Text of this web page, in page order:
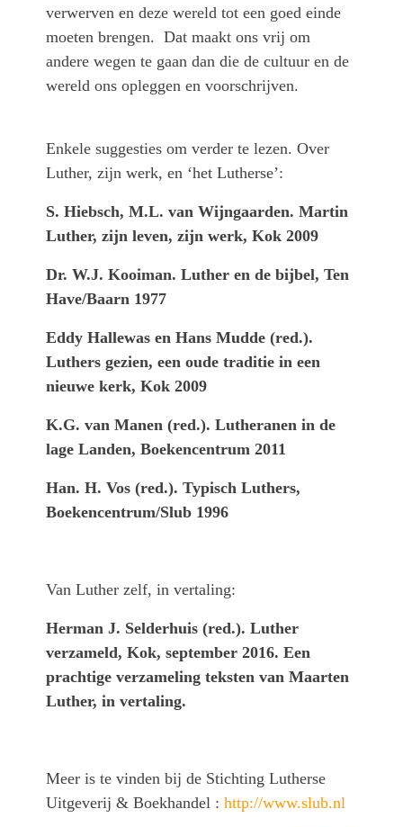
verwerven en deze wereld tot een goed einde
moeten brengen. Dat maakt ons vrij om
andere wegen te gaan dan die de cultuur en de
wereld ons opleggen en voorschrijven.
Enkele suggesties om verder te lezen. Over
Luther, zijn werk, en ‘het Lutherse’:
S. Hiebsch, M.L. van Wijngaarden. Martin
Luther, zijn leven, zijn werk, Kok 2009
Dr. W.J. Kooiman. Luther en de bijbel, Ten
Have/Baarn 1977
Eddy Hallewas en Hans Mudde (red.).
Luthers gezien, een oude traditie in een
nieuwe kerk, Kok 2009
K.G. van Manen (red.). Lutheranen in de
lage Landen, Boekencentrum 2011
Han. H. Vos (red.). Typisch Luthers,
Boekencentrum/Slub 1996
Van Luther zelf, in vertaling:
Herman J. Selderhuis (red.). Luther
verzameld, Kok, september 2016. Een
prachtige verzameling teksten van Maarten
Luther, in vertaling.
Meer is te vinden bij de Stichting Lutherse
Uitgeverij & Boekhandel : http://www.slub.nl